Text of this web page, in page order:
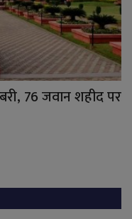
76 जवान शहीद पर